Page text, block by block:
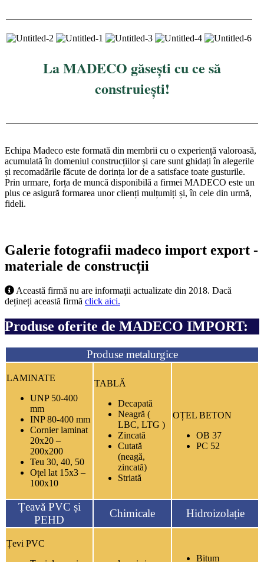
La MADECO găsești cu ce să
construiești!
Echipa Madeco este formată din membrii cu o experiență valoroasă,
acumulată în domeniul construcțiilor și care sunt ghidați în alegerile
și recomadările făcute de dorința lor de a satisface toate gusturile.
Prin urmare, forța de muncă disponibilă a firmei MADECO este un
plus ce asigură formarea unor clienți mulțumiți și, în cele din urmă,
fideli.
Galerie fotografii madeco import export -
materiale de construcții
Această firmă nu are informaţii actualizate din 2018. Dacă
dețineți această firmă click aici.
Produse oferite de MADECO IMPORT:
Produse metalurgice
LAMINATE
UNP 50-400
mm
INP 80-400 mm
Cornier laminat
20x20 –
200x200
Teu 30, 40, 50
Oțel lat 15x3 –
100x10
TABLĂ
Decapată
Neagră (
LBC, LTG )
Zincată
Cutată
(neagă,
zincată)
Striată
OȚEL BETON
OB 37
PC 52
Țeavă PVC și
PEHD
Chimicale Hidroizolație
Țevi PVC
Bitum